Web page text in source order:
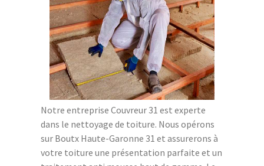
Notre entreprise Couvreur 31 est experte
dans le nettoyage de toiture. Nous opérons
sur Boutx Haute-Garonne 31 et assurerons à
votre toiture une présentation parfaite et un